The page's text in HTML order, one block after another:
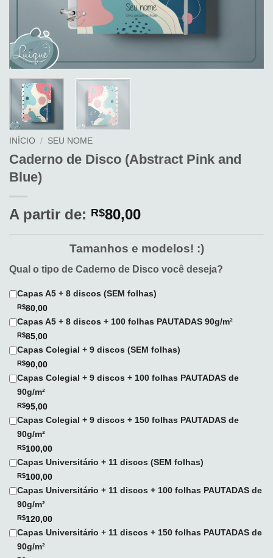
INÍCIO / SEU NOME
Caderno de Disco (Abstract Pink and
Blue)
A partir de: R$80,00
Tamanhos e modelos! :)
Qual o tipo de Caderno de Disco você deseja?
Capas A5 + 8 discos (SEM folhas)
R$80,00
Capas A5 + 8 discos + 100 folhas PAUTADAS 90g/m²
R$85,00
Capas Colegial + 9 discos (SEM folhas)
R$90,00
Capas Colegial + 9 discos + 100 folhas PAUTADAS de
90g/m²
R$95,00
Capas Colegial + 9 discos + 150 folhas PAUTADAS de
90g/m²
R$100,00
Capas Universitário + 11 discos (SEM folhas)
R$100,00
Capas Universitário + 11 discos + 100 folhas PAUTADAS de
90g/m²
R$120,00
Capas Universitário + 11 discos + 150 folhas PAUTADAS de
90g/m²